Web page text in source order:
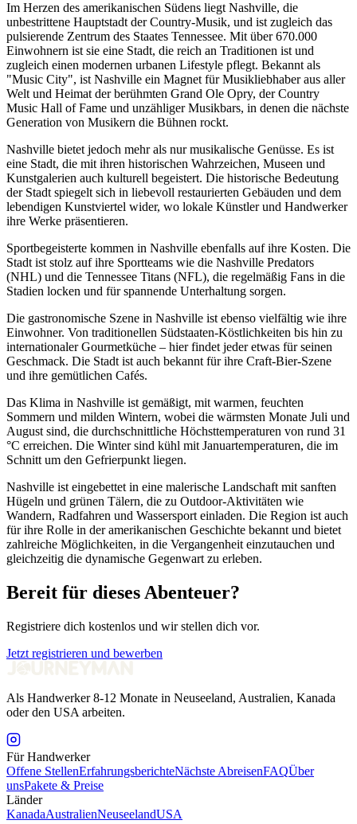
Im Herzen des amerikanischen Südens liegt Nashville, die
unbestrittene Hauptstadt der Country-Musik, und ist zugleich das
pulsierende Zentrum des Staates Tennessee. Mit über 670.000
Einwohnern ist sie eine Stadt, die reich an Traditionen ist und
zugleich einen modernen urbanen Lifestyle pflegt. Bekannt als
"Music City", ist Nashville ein Magnet für Musikliebhaber aus aller
Welt und Heimat der berühmten Grand Ole Opry, der Country
Music Hall of Fame und unzähliger Musikbars, in denen die nächste
Generation von Musikern die Bühnen rockt.
Nashville bietet jedoch mehr als nur musikalische Genüsse. Es ist
eine Stadt, die mit ihren historischen Wahrzeichen, Museen und
Kunstgalerien auch kulturell begeistert. Die historische Bedeutung
der Stadt spiegelt sich in liebevoll restaurierten Gebäuden und dem
lebendigen Kunstviertel wider, wo lokale Künstler und Handwerker
ihre Werke präsentieren.
Sportbegeisterte kommen in Nashville ebenfalls auf ihre Kosten. Die
Stadt ist stolz auf ihre Sportteams wie die Nashville Predators
(NHL) und die Tennessee Titans (NFL), die regelmäßig Fans in die
Stadien locken und für spannende Unterhaltung sorgen.
Die gastronomische Szene in Nashville ist ebenso vielfältig wie ihre
Einwohner. Von traditionellen Südstaaten-Köstlichkeiten bis hin zu
internationaler Gourmetküche – hier findet jeder etwas für seinen
Geschmack. Die Stadt ist auch bekannt für ihre Craft-Bier-Szene
und ihre gemütlichen Cafés.
Das Klima in Nashville ist gemäßigt, mit warmen, feuchten
Sommern und milden Wintern, wobei die wärmsten Monate Juli und
August sind, die durchschnittliche Höchsttemperaturen von rund 31
°C erreichen. Die Winter sind kühl mit Januartemperaturen, die im
Schnitt um den Gefrierpunkt liegen.
Nashville ist eingebettet in eine malerische Landschaft mit sanften
Hügeln und grünen Tälern, die zu Outdoor-Aktivitäten wie
Wandern, Radfahren und Wassersport einladen. Die Region ist auch
für ihre Rolle in der amerikanischen Geschichte bekannt und bietet
zahlreiche Möglichkeiten, in die Vergangenheit einzutauchen und
gleichzeitig die dynamische Gegenwart zu erleben.
Bereit für dieses Abenteuer?
Registriere dich kostenlos und wir stellen dich vor.
Jetzt registrieren und bewerben
Als Handwerker 8-12 Monate in Neuseeland, Australien, Kanada
oder den USA arbeiten.
Für Handwerker
Offene StellenErfahrungsberichteNächste AbreisenFAQÜber
unsPakete & Preise
Länder
KanadaAustralienNeuseelandUSA